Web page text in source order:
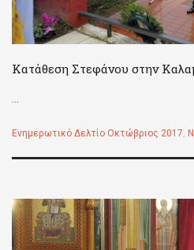
Κατάθεση Στεφάνου στην
...
Ενημερωτικό Δελτίο Οκτώβριος 2017,